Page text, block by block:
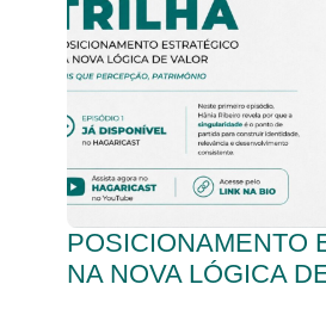
POSICIONAMENTO
NA NOVA LÓGICA